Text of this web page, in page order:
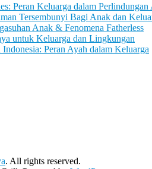
Peran Keluarga dalam Perlindungan
Tersembunyi Bagi Anak dan
Anak & Fenomena Fatherless
untuk Keluarga dan Lingkungan
Peran Ayah dalam Keluarga
. All rights reserved.